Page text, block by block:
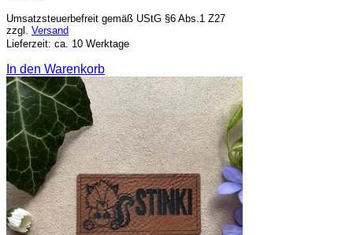
Umsatzsteuerbefreit gemäß UStG §6 Abs.1 Z27
zzgl. Versand
Lieferzeit: ca. 10 Werktage
In den Warenkorb